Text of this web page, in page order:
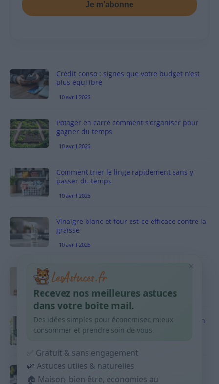
Je m’abonne
Crédit conso : signes que votre budget n’est
plus équilibré
10 avril 2026
Potager en carré comment s’organiser pour
gagner du temps
10 avril 2026
Comment trier le linge rapidement sans y
passer du temps
10 avril 2026
Vinaigre blanc et four est-ce efficace contre la
graisse
10 avril 2026
Taches pigmentaires : routine simple +
habitudes qui aident
9 avril 2026
Produits ménagers : comment économiser en
courses sans acheter 10 sprays
Budget mensuel : méthode rapide pour
répartir son salaire dès le jour de paie
×
Recevez nos meilleures astuces
dans votre boîte mail.
Des idées simples pour économiser, mieux
consommer et prendre soin de vous.
✅ Gratuit & sans engagement
🌿 Astuces utiles & naturelles
🏠 Maison, bien-être, économies au